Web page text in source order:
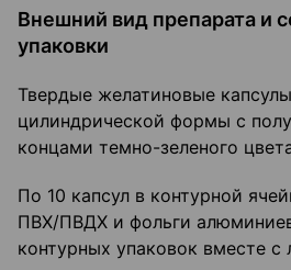
Внешний вид препарата и
упаковки
Твердые желатиновые
цилиндрической формы с
концами темно-зеленого
По 10 капсул в контурной
ПВХ/ПВДХ и фольги
контурных упаковок вместе